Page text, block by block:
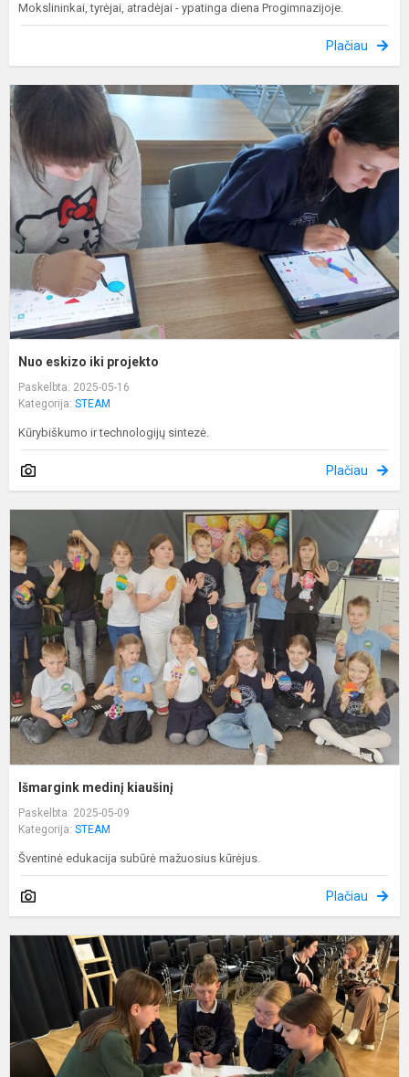
Mokslininkai, tyrėjai, atradėjai - ypatinga diena Progimnazijoje.
Plačiau
Nuo eskizo iki projekto
Paskelbta: 2025-05-16
Kategorija: STEAM
Kūrybiškumo ir technologijų sintezė.
Plačiau
Išmargink medinį kiaušinį
Paskelbta: 2025-05-09
Kategorija: STEAM
Šventinė edukacija subūrė mažuosius kūrėjus.
Plačiau